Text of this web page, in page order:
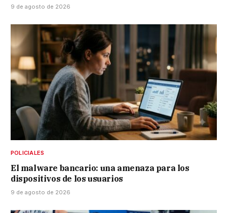
9 de agosto de 2026
POLICIALES
El malware bancario: una amenaza para los
dispositivos de los usuarios
9 de agosto de 2026